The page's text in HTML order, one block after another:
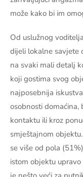
može kako bi im
Od uslužnog
dijeli lokalne savjete
na svaki mali detalj
koji gostima svog
najposebnija
osobnosti domaćina,
kontaktu ili kroz
smještajnom
se više od pola
istom objektu